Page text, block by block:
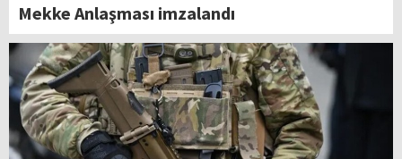
Mekke Anlaşması imzalandı